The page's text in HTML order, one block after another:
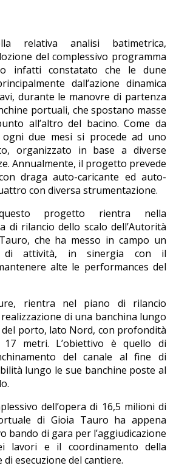
relativa analisi batimetrica,
del complessivo programma
infatti constatato che le dune
dall’azione dinamica
durante le manovre di partenza
portuali, che spostano masse
all’altro del bacino. Come da
ogni due mesi si procede ad uno
organizzato in base a diverse
Annualmente, il progetto prevede
draga auto-caricante ed auto-
con diversa strumentazione.
progetto rientra nella
di rilancio dello scalo dell’Autorità
che ha messo in campo un
di attività, in sinergia con il
alte le performances del
rientra nel piano di rilancio
di una banchina lungo
del porto, lato Nord, con profondità
metri. L’obiettivo è quello di
del canale al fine di
lungo le sue banchine poste al
dell’opera di 16,5 milioni di
di Gioia Tauro ha appena
bando di gara per l’aggiudicazione
lavori e il coordinamento della
esecuzione del cantiere.